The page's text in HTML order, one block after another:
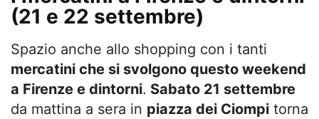
(21 e 22 settembre)
Spazio anche allo shopping con i tanti
mercatini che si svolgono questo weekend
a Firenze e dintorni. Sabato 21 settembre
da mattina a sera in piazza dei Ciompi torna